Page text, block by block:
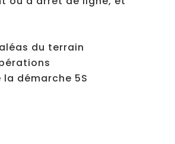
du terrain
démarche 5S